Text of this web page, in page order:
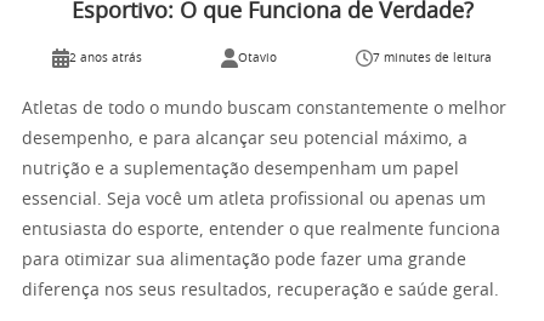
Esportivo: O que Funciona de Verdade?
2 anos atrás Otavio 7 minutes de leitura
Atletas de todo o mundo buscam constantemente o melhor
desempenho, e para alcançar seu potencial máximo, a
nutrição e a suplementação desempenham um papel
essencial. Seja você um atleta profissional ou apenas um
entusiasta do esporte, entender o que realmente funciona
para otimizar sua alimentação pode fazer uma grande
diferença nos seus resultados, recuperação e saúde geral.